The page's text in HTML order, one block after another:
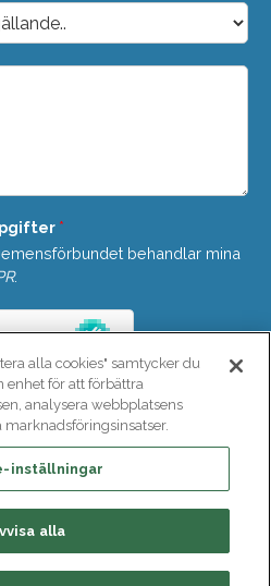
*
behandlar mina
.
SKICKA
alla cookies" samtycker du
enhet för att förbättra
analysera webbplatsens
inställningar
alla